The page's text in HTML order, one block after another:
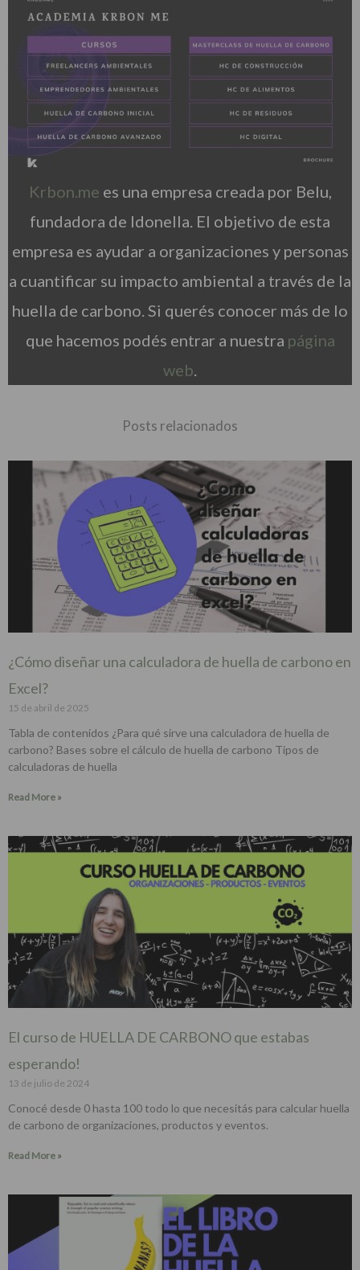
Krbon.me es una empresa creada por Belu,
fundadora de Idonella. El objetivo de esta
empresa es ayudar a organizaciones y personas
a cuantificar su impacto ambiental a través de la
huella de carbono. Si querés conocer más de lo
que hacemos podés entrar a nuestra página
web.
Posts relacionados
¿Cómo diseñar una calculadora de huella de carbono en
Excel?
15 de abril de 2025
Tabla de contenidos ¿Para qué sirve una calculadora de huella de
carbono? Bases sobre el cálculo de huella de carbono Tipos de
calculadoras de huella
Read More »
El curso de HUELLA DE CARBONO que estabas
esperando!
13 de julio de 2024
Conocé desde 0 hasta 100 todo lo que necesitás para calcular huella
de carbono de organizaciones, productos y eventos.
Read More »